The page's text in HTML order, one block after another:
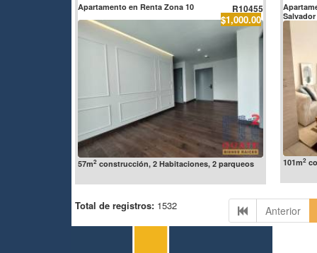
Apartamento en Renta Zona 10 R10455
$1,000.00
57m2construcción, 2 Habitaciones, 2 parqueos
Salvador
101m2
Total de registros:1532 Anterior